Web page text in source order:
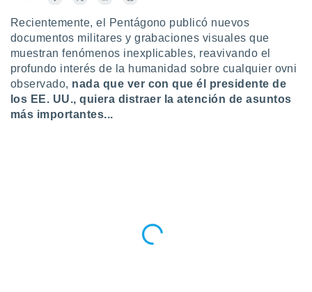
perfil
y
en
más
nuestra
Recientemente, el Pentágono publicó nuevos
documentos militares y grabaciones visuales que
muestran fenómenos inexplicables, reavivando el
profundo interés de la humanidad sobre cualquier ovni
observado, nada que ver con que él presidente de
los EE. UU., quiera distraer la atención de asuntos
más importantes...